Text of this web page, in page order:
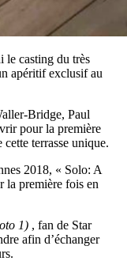
le casting du très
apéritif exclusif au
Bridge, Paul
pour la première
terrasse unique.
2018, « Solo: A
la première fois en
1) , fan de Star
afin d’échanger